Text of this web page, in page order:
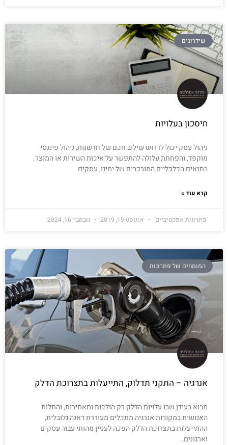
שידרוגים
חיסכון בעלויות
ניהול עסק יכול לדרוש שילוב חכם של חדשנות, ניהול פיננסי
מוקפד, והפחתת עלולה להתפשר על איכות השירות או המוצר.
בתנאים הכלכליים המורכבים של ימינו, עסקים
קרא עוד »
'פתרונות אפקטיביים' אוגוסט 19, 2019 נובמבר 16, 2024
המומחים של פתרונות
אנרגיה – התקני תדלוק, התייעלות בתצרוכת הדלק
מבוא בעידן שבו עלויות הדלק רק הולכות ומאמירות, והתלות
האנושית במקורות אנרגיה מתכלים מעוררת דאגה גלובלית,
ההתייעלות בתצרוכת הדלק הפכה לעניין מהותי עבור עסקים
וארגונים.